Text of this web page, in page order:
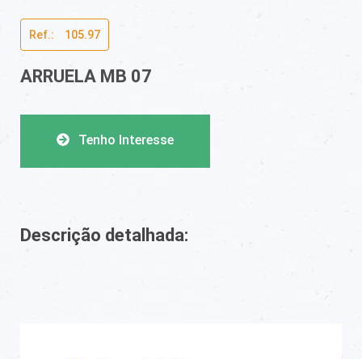
Ref.:ﾠ105.97
ARRUELA MB 07
Tenho Interesse
Descrição detalhada: